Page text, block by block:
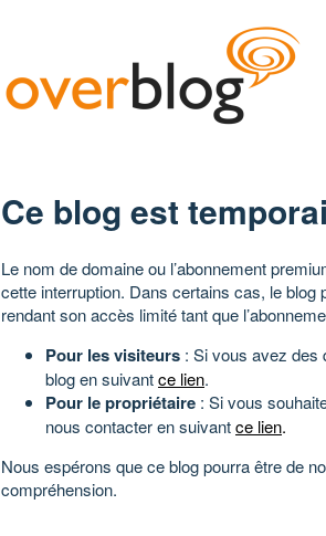
Ce blog est
Le nom de domaine ou l’abonnement
cette interruption. Dans certains cas, le blog
rendant son accès limité tant que
Pour les visiteurs : Si vous avez des
blog en suivantce lien.
Pour le propriétaire : Si vous
nous contacter en suivantce lien.
Nous espérons que ce blog pourra être de
compréhension.